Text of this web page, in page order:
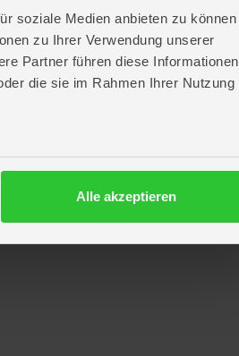
soziale Medien anbieten zu können
zu Ihrer Verwendung unserer
Partner führen diese Informationen
die sie im Rahmen Ihrer Nutzung
Alle akzeptieren